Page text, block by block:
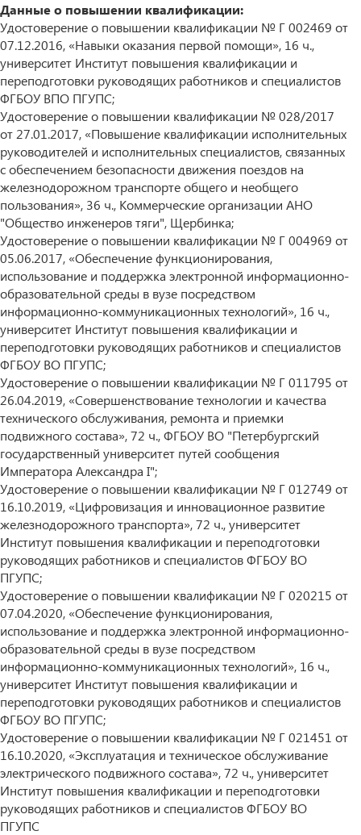
Данные о повышении квалификации:
Удостоверение о повышении квалификации № Г 002469 от
07.12.2016, «Навыки оказания первой помощи», 16 ч.,
университет Институт повышения квалификации и
переподготовки руководящих работников и специалистов
ФГБОУ ВПО ПГУПС;
Удостоверение о повышении квалификации № 028/2017
от 27.01.2017, «Повышение квалификации исполнительных
руководителей и исполнительных специалистов, связанных
с обеспечением безопасности движения поездов на
железнодорожном транспорте общего и необщего
пользования», 36 ч., Коммерческие организации АНО
"Общество инженеров тяги", Щербинка;
Удостоверение о повышении квалификации № Г 004969 от
05.06.2017, «Обеспечение функционирования,
использование и поддержка электронной информационно-
образовательной среды в вузе посредством
информационно-коммуникационных технологий», 16 ч.,
университет Институт повышения квалификации и
переподготовки руководящих работников и специалистов
ФГБОУ ВО ПГУПС;
Удостоверение о повышении квалификации № Г 011795 от
26.04.2019, «Совершенствование технологии и качества
технического обслуживания, ремонта и приемки
подвижного состава», 72 ч., ФГБОУ ВО "Петербургский
государственный университет путей сообщения
Императора Александра I";
Удостоверение о повышении квалификации № Г 012749 от
16.10.2019, «Цифровизация и инновационное развитие
железнодорожного транспорта», 72 ч., университет
Институт повышения квалификации и переподготовки
руководящих работников и специалистов ФГБОУ ВО
ПГУПС;
Удостоверение о повышении квалификации № Г 020215 от
07.04.2020, «Обеспечение функционирования,
использование и поддержка электронной информационно-
образовательной среды в вузе посредством
информационно-коммуникационных технологий», 16 ч.,
университет Институт повышения квалификации и
переподготовки руководящих работников и специалистов
ФГБОУ ВО ПГУПС;
Удостоверение о повышении квалификации № Г 021451 от
16.10.2020, «Эксплуатация и техническое обслуживание
электрического подвижного состава», 72 ч., университет
Институт повышения квалификации и переподготовки
руководящих работников и специалистов ФГБОУ ВО
ПГУПС